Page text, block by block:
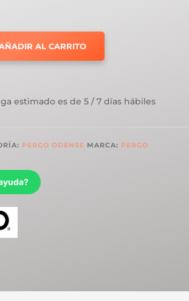
AL CARRITO
estimado es de 5 / 7 días hábiles
PERGO ODENSE MARCA: PERGO